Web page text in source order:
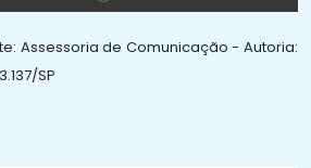
Assessoria de Comunicação - Autoria:
SP